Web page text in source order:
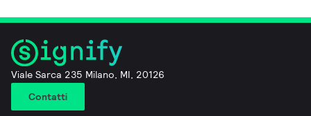
Viale Sarca 235 Milano, MI, 20126
Contatti